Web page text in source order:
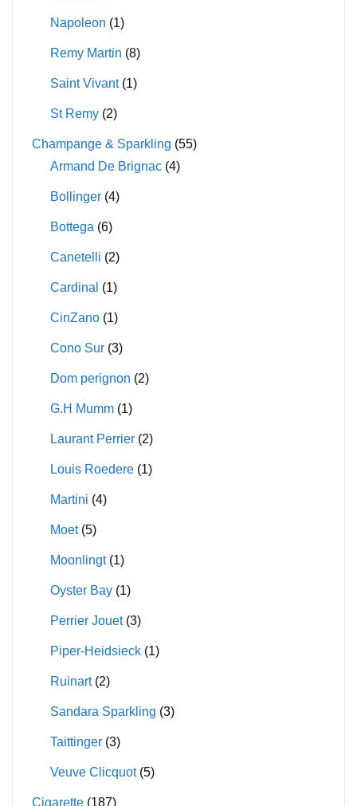
Napoleon (1)
Remy Martin (8)
Saint Vivant (1)
St Remy (2)
Champange & Sparkling (55)
Armand De Brignac (4)
Bollinger (4)
Bottega (6)
Canetelli (2)
Cardinal (1)
CinZano (1)
Cono Sur (3)
Dom perignon (2)
G.H Mumm (1)
Laurant Perrier (2)
Louis Roedere (1)
Martini (4)
Moet (5)
Moonlingt (1)
Oyster Bay (1)
Perrier Jouet (3)
Piper-Heidsieck (1)
Ruinart (2)
Sandara Sparkling (3)
Taittinger (3)
Veuve Clicquot (5)
Cigarette (187)